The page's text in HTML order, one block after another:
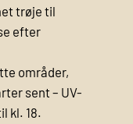
trøje til
efter
områder,
sent – UV-
kl. 18.